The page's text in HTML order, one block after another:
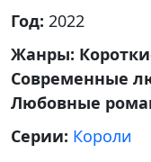
Год: 2022
Жанры:
Современные
Любовные
Серии: Короли